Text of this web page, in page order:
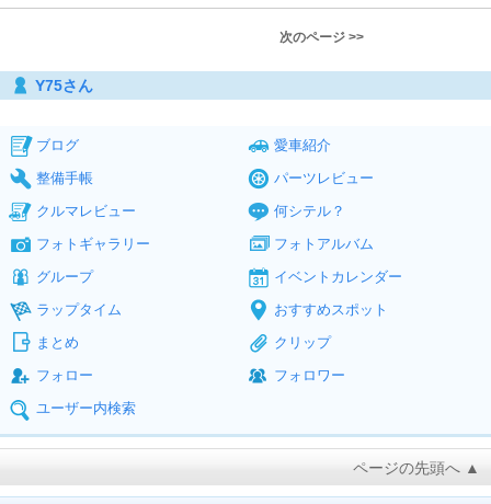
次のページ >>
Y75さん
ブログ
愛車紹介
整備手帳
パーツレビュー
クルマレビュー
何シテル？
フォトギャラリー
フォトアルバム
グループ
イベントカレンダー
ラップタイム
おすすめスポット
まとめ
クリップ
フォロー
フォロワー
ユーザー内検索
ページの先頭へ ▲